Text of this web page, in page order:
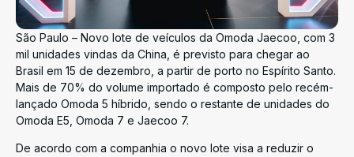
São Paulo – Novo lote de veículos da Omoda Jaecoo, com 3
mil unidades vindas da China, é previsto para chegar ao
Brasil em 15 de dezembro, a partir de porto no Espírito Santo.
Mais de 70% do volume importado é composto pelo recém-
lançado Omoda 5 híbrido, sendo o restante de unidades do
Omoda E5, Omoda 7 e Jaecoo 7.
De acordo com a companhia o novo lote visa a reduzir o